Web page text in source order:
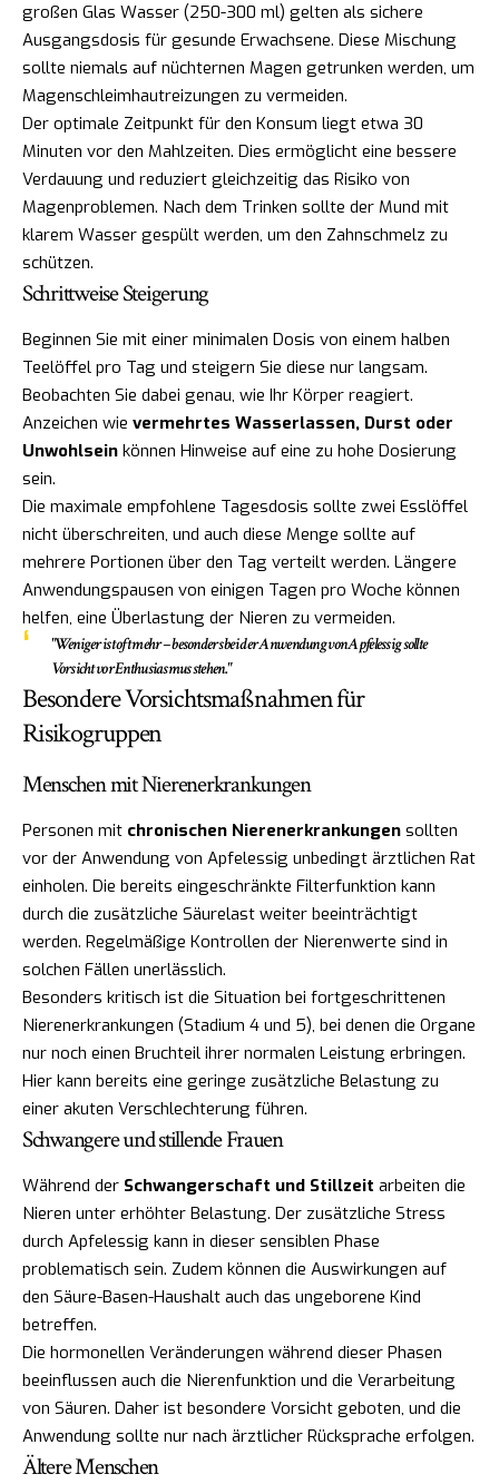
großen Glas Wasser (250-300 ml) gelten als sichere
Ausgangsdosis für gesunde Erwachsene. Diese Mischung
sollte niemals auf nüchternen Magen getrunken werden, um
Magenschleimhautreizungen zu vermeiden.
Der optimale Zeitpunkt für den Konsum liegt etwa 30
Minuten vor den Mahlzeiten. Dies ermöglicht eine bessere
Verdauung und reduziert gleichzeitig das Risiko von
Magenproblemen. Nach dem Trinken sollte der Mund mit
klarem Wasser gespült werden, um den Zahnschmelz zu
schützen.
Schrittweise Steigerung
Beginnen Sie mit einer minimalen Dosis von einem halben
Teelöffel pro Tag und steigern Sie diese nur langsam.
Beobachten Sie dabei genau, wie Ihr Körper reagiert.
Anzeichen wie vermehrtes Wasserlassen, Durst oder
Unwohlsein können Hinweise auf eine zu hohe Dosierung
sein.
Die maximale empfohlene Tagesdosis sollte zwei Esslöffel
nicht überschreiten, und auch diese Menge sollte auf
mehrere Portionen über den Tag verteilt werden. Längere
Anwendungspausen von einigen Tagen pro Woche können
helfen, eine Überlastung der Nieren zu vermeiden.
"Weniger ist oft mehr – besonders bei der Anwendung von Apfelessig sollte
Vorsicht vor Enthusiasmus stehen."
Besondere Vorsichtsmaßnahmen für
Risikogruppen
Menschen mit Nierenerkrankungen
Personen mit chronischen Nierenerkrankungen sollten
vor der Anwendung von Apfelessig unbedingt ärztlichen Rat
einholen. Die bereits eingeschränkte Filterfunktion kann
durch die zusätzliche Säurelast weiter beeinträchtigt
werden. Regelmäßige Kontrollen der Nierenwerte sind in
solchen Fällen unerlässlich.
Besonders kritisch ist die Situation bei fortgeschrittenen
Nierenerkrankungen (Stadium 4 und 5), bei denen die Organe
nur noch einen Bruchteil ihrer normalen Leistung erbringen.
Hier kann bereits eine geringe zusätzliche Belastung zu
einer akuten Verschlechterung führen.
Schwangere und stillende Frauen
Während der Schwangerschaft und Stillzeit arbeiten die
Nieren unter erhöhter Belastung. Der zusätzliche Stress
durch Apfelessig kann in dieser sensiblen Phase
problematisch sein. Zudem können die Auswirkungen auf
den Säure-Basen-Haushalt auch das ungeborene Kind
betreffen.
Die hormonellen Veränderungen während dieser Phasen
beeinflussen auch die Nierenfunktion und die Verarbeitung
von Säuren. Daher ist besondere Vorsicht geboten, und die
Anwendung sollte nur nach ärztlicher Rücksprache erfolgen.
Ältere Menschen